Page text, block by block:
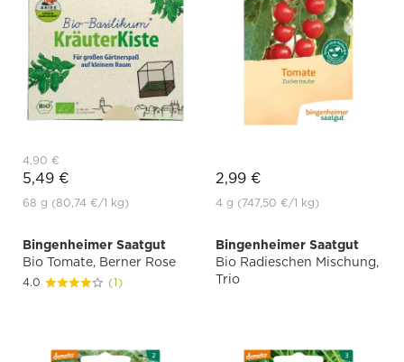
4,90 €
5,49 €
68 g (80,74 €/1 kg)
2,99 €
4 g (747,50 €/1 kg)
Bingenheimer Saatgut
Bio Tomate, Berner Rose
4.0 (1)
Bingenheimer Saatgut
Bio Radieschen Mischung,
Trio